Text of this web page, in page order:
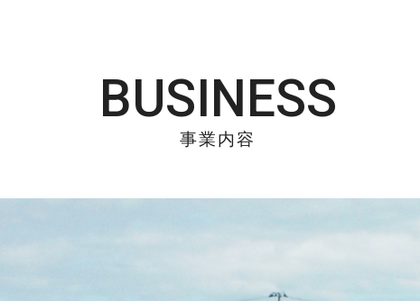
BUSINESS
事業内容